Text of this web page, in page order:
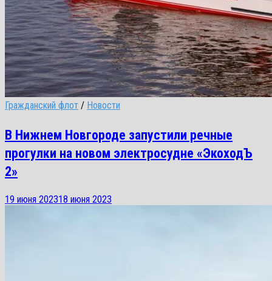
Гражданский флот / Новости
В Нижнем Новгороде запустили речные
прогулки на новом электросудне «ЭкоходЪ
2»
19 июня 202318 июня 2023